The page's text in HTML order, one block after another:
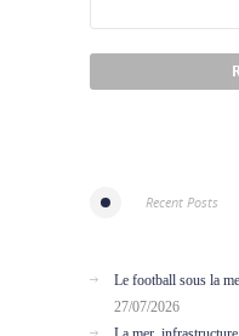
Recent Posts
Le football sous la
27/07/2026